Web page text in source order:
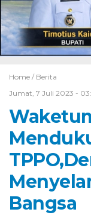
Home / Berita
Jumat, 7 Juli 2023 -
Bangsa